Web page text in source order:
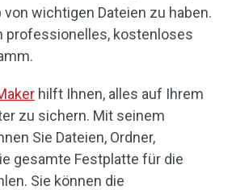
wichtigen Dateien zu haben.
professionelles, kostenloses
hilft Ihnen, alles auf Ihrem
zu sichern. Mit seinem
Sie Dateien, Ordner,
gesamte Festplatte für die
Sie können die